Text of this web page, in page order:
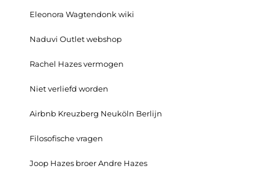
Eleonora Wagtendonk wiki
Naduvi Outlet webshop
Rachel Hazes vermogen
Niet verliefd worden
Airbnb Kreuzberg Neuköln Berlijn
Filosofische vragen
Joop Hazes broer Andre Hazes